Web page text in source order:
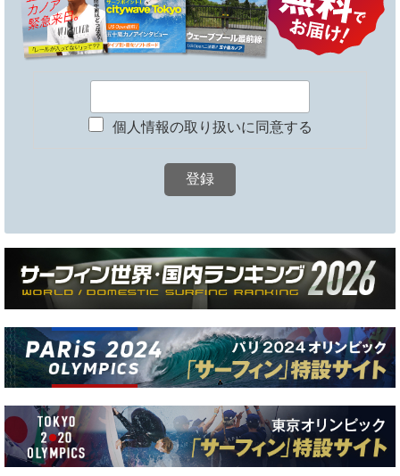
個人情報の取り扱いに同意する